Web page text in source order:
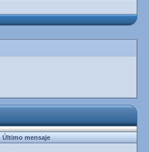
Último mensaje